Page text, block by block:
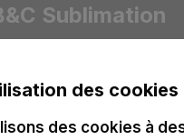
Sublimation
haute définition.
des cookies
des cookies à